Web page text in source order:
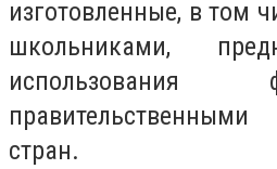
изготовленные, в том
школьниками,
стран.